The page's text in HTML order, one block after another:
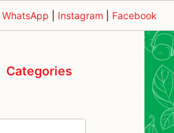
WhatsApp Instagram Facebook
Categories